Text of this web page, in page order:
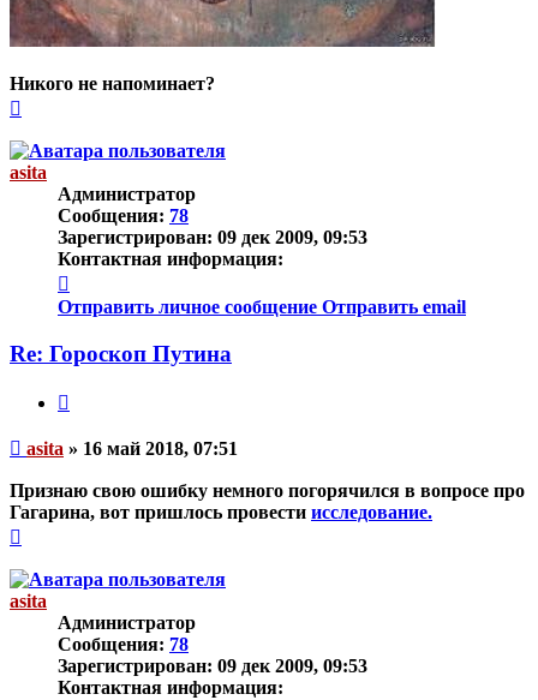
Никого не напоминает?
началу
asita
Администратор
Сообщения: 78
Зарегистрирован: 09 дек 2009, 09:53
Контактная информация:
информация
пользователя
Отправить личное сообщение Отправить email
Re: Гороскоп Путина
Непрочитанное
asita » 16 май 2018, 07:51
Признаю свою ошибку немного погорячился в вопросе про
Гагарина, вот пришлось провести исследование.
началу
asita
Администратор
Сообщения: 78
Зарегистрирован: 09 дек 2009, 09:53
Контактная информация: